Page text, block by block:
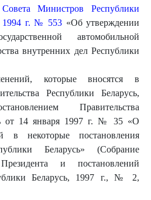
Совета Министров Республики
1994 г. № 553 «Об утверждении
автомобильной
внутренних дел Республики
которые вносятся в
Республики Беларусь,
Правительства
от 14 января 1997 г. № 35 «О
в некоторые постановления
Беларусь» (Собрание
и постановлений
Беларусь, 1997 г., № 2,